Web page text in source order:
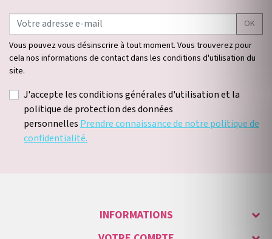
OK
Vous pouvez vous désinscrire à tout moment. Vous trouverez pour
cela nos informations de contact dans les conditions d'utilisation du
site.
J'accepte les conditions générales d'utilisation et la
politique de protection des données
personnelles Prendre connaissance de notre politique de
confidentialité.
INFORMATIONS